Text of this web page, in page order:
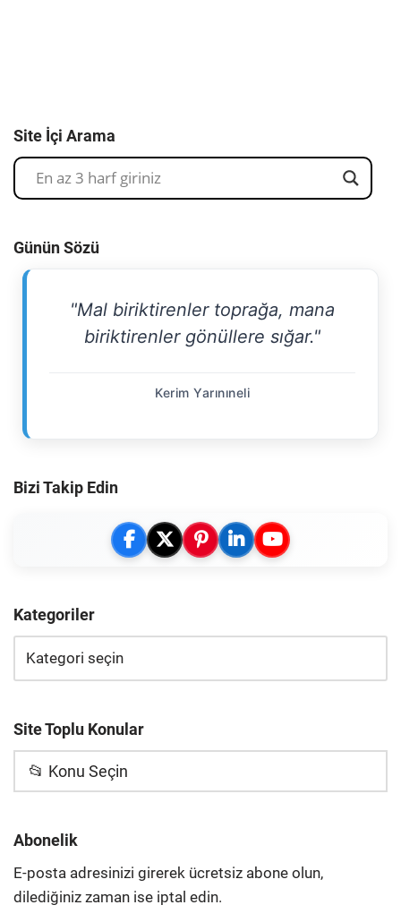
Site İçi Arama
Günün Sözü
"Mal biriktirenler toprağa, mana
biriktirenler gönüllere sığar."
Kerim Yarınıneli
Bizi Takip Edin
Kategoriler
Site Toplu Konular
📂 Konu Seçin
Abonelik
E-posta adresinizi girerek ücretsiz abone olun,
dilediğiniz zaman ise iptal edin.